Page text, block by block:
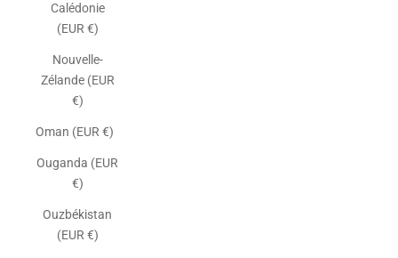
Calédonie
(EUR €)
Nouvelle-
Zélande (EUR
€)
Oman (EUR €)
Ouganda (EUR
€)
Ouzbékistan
(EUR €)